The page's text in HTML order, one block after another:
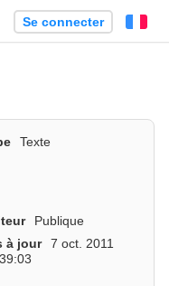
Se connecter
Texte
Publique
à jour
7 oct. 2011